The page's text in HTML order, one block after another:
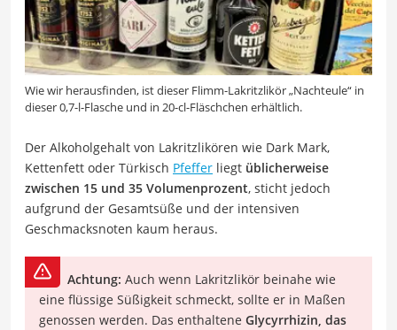
Wie wir herausfinden, ist dieser Flimm-Lakritzlikör „Nachteule“ in
dieser 0,7-l-Flasche und in 20-cl-Fläschchen erhältlich.
Der Alkoholgehalt von Lakritzlikören wie Dark Mark,
Kettenfett oder Türkisch Pfeffer liegt üblicherweise
zwischen 15 und 35 Volumenprozent, sticht jedoch
aufgrund der Gesamtsüße und der intensiven
Geschmacksnoten kaum heraus.
Achtung: Auch wenn Lakritzlikör beinahe wie
eine flüssige Süßigkeit schmeckt, sollte er in Maßen
genossen werden. Das enthaltene Glycyrrhizin, das